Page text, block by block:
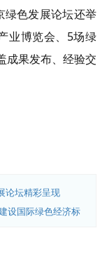
绿色发展论坛还举
业博览会、5场绿
成果发布、经验交
论坛精彩呈现
设国际绿色经济标